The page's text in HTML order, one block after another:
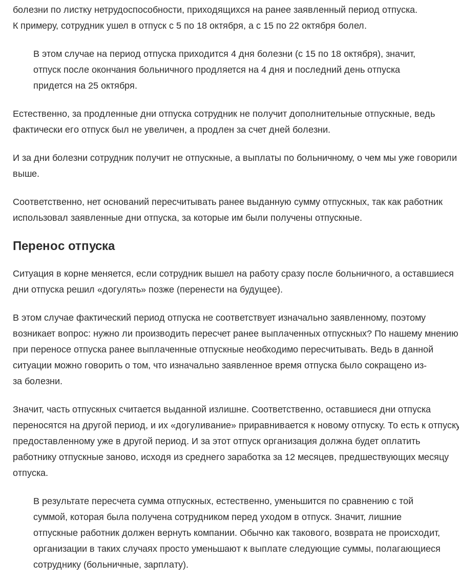
болезни по листку нетрудоспособности, приходящихся на ранее заявленный период отпуска.
К примеру, сотрудник ушел в отпуск с 5 по 18 октября, а с 15 по 22 октября болел.
В этом случае на период отпуска приходится 4 дня болезни (с 15 по 18 октября), значит,
отпуск после окончания больничного продляется на 4 дня и последний день отпуска
придется на 25 октября.
Естественно, за продленные дни отпуска сотрудник не получит дополнительные отпускные, ведь
фактически его отпуск был не увеличен, а продлен за счет дней болезни.
И за дни болезни сотрудник получит не отпускные, а выплаты по больничному, о чем мы уже говорили
выше.
Соответственно, нет оснований пересчитывать ранее выданную сумму отпускных, так как работник
использовал заявленные дни отпуска, за которые им были получены отпускные.
Перенос отпуска
Ситуация в корне меняется, если сотрудник вышел на работу сразу после больничного, а оставшиеся
дни отпуска решил «догулять» позже (перенести на будущее).
В этом случае фактический период отпуска не соответствует изначально заявленному, поэтому
возникает вопрос: нужно ли производить пересчет ранее выплаченных отпускных? По нашему
при переносе отпуска ранее выплаченные отпускные необходимо пересчитывать. Ведь в данной
ситуации можно говорить о том, что изначально заявленное время отпуска было сокращено из-
за болезни.
Значит, часть отпускных считается выданной излишне. Соответственно, оставшиеся дни отпуска
переносятся на другой период, и их «догуливание» приравнивается к новому отпуску. То есть к
предоставленному уже в другой период. И за этот отпуск организация должна будет оплатить
работнику отпускные заново, исходя из среднего заработка за 12 месяцев, предшествующих месяцу
отпуска.
В результате пересчета сумма отпускных, естественно, уменьшится по сравнению с той
суммой, которая была получена сотрудником перед уходом в отпуск. Значит, лишние
отпускные работник должен вернуть компании. Обычно как такового, возврата не происходит,
организации в таких случаях просто уменьшают к выплате следующие суммы, полагающиеся
сотруднику (больничные, зарплату).